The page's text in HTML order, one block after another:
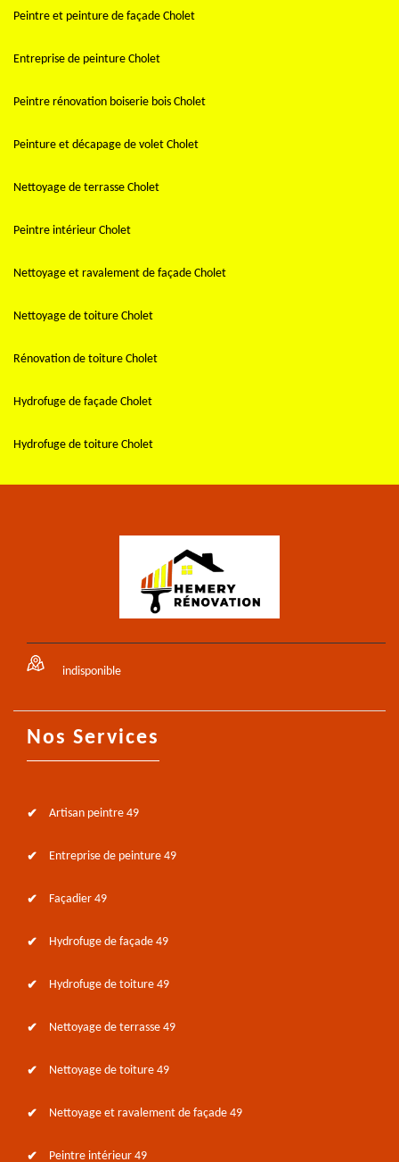
Peintre et peinture de façade Cholet
Entreprise de peinture Cholet
Peintre rénovation boiserie bois Cholet
Peinture et décapage de volet Cholet
Nettoyage de terrasse Cholet
Peintre intérieur Cholet
Nettoyage et ravalement de façade Cholet
Nettoyage de toiture Cholet
Rénovation de toiture Cholet
Hydrofuge de façade Cholet
Hydrofuge de toiture Cholet
indisponible
Nos Services
Artisan peintre 49
Entreprise de peinture 49
Façadier 49
Hydrofuge de façade 49
Hydrofuge de toiture 49
Nettoyage de terrasse 49
Nettoyage de toiture 49
Nettoyage et ravalement de façade 49
Peintre intérieur 49